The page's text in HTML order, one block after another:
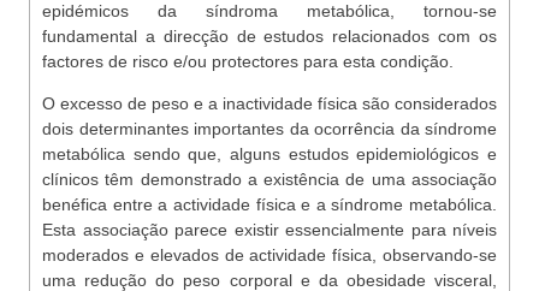
epidémicos da síndroma metabólica, tornou-se
fundamental a direcção de estudos relacionados com os
factores de risco e/ou protectores para esta condição.
O excesso de peso e a inactividade física são considerados
dois determinantes importantes da ocorrência da síndrome
metabólica sendo que, alguns estudos epidemiológicos e
clínicos têm demonstrado a existência de uma associação
benéfica entre a actividade física e a síndrome metabólica.
Esta associação parece existir essencialmente para níveis
moderados e elevados de actividade física, observando-se
uma redução do peso corporal e da obesidade visceral,